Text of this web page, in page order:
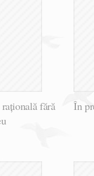
fără
În